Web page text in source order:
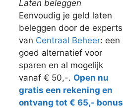
Laten beleggen
Eenvoudig je geld laten
beleggen door de experts
van Centraal Beheer: een
goed alternatief voor
sparen en al mogelijk
vanaf € 50,-. Open nu
gratis een rekening en
ontvang tot € 65,- bonus